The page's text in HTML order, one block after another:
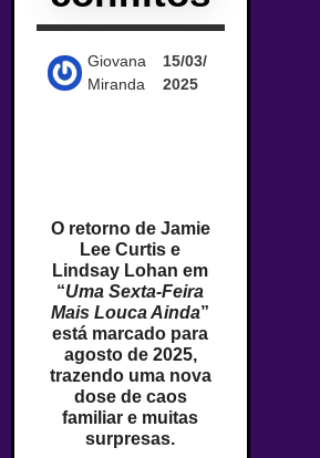
Giovana
Miranda
15/03/
2025
O retorno de Jamie
Lee Curtis e
Lindsay Lohan em
“Uma Sexta-Feira
Mais Louca Ainda”
está marcado para
agosto de 2025,
trazendo uma nova
dose de caos
familiar e muitas
surpresas.